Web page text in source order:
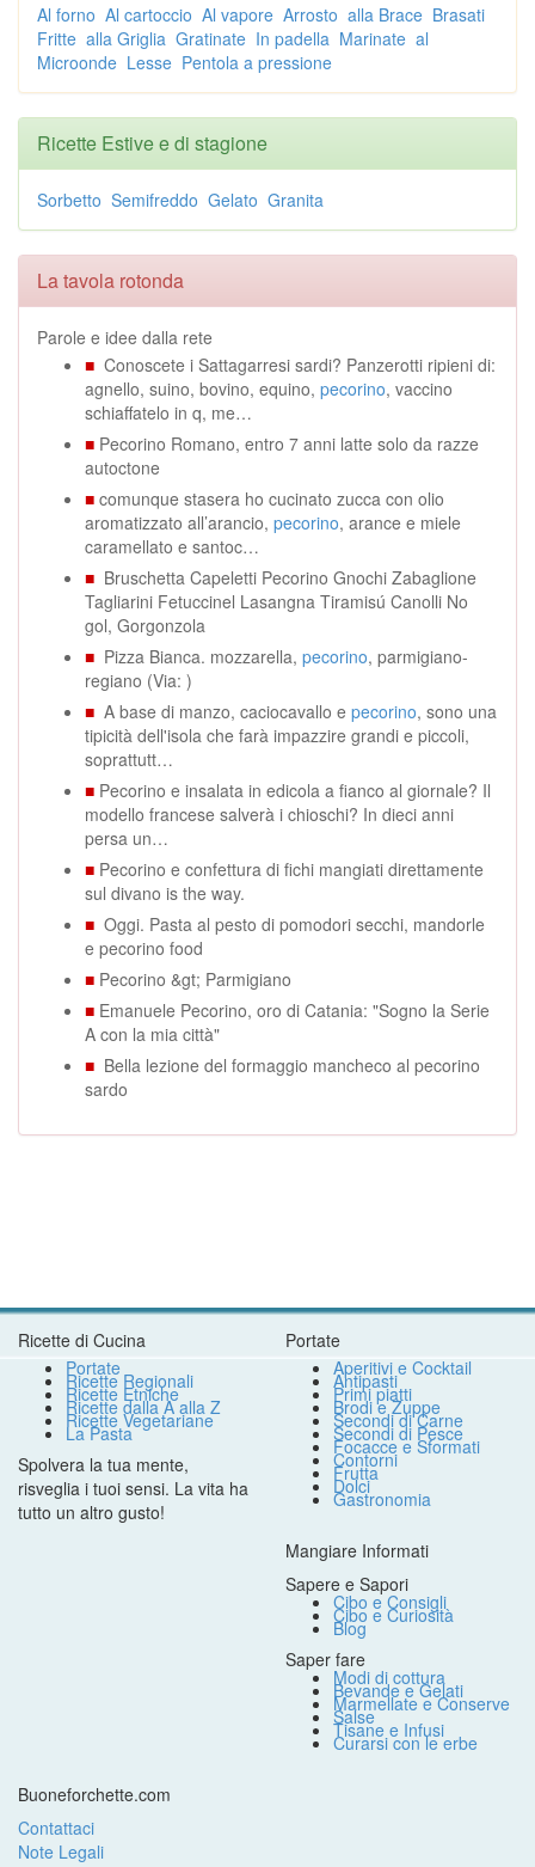
Al forno Al cartoccio Al vapore Arrosto alla Brace Brasati
Fritte alla Griglia Gratinate In padella Marinate al
Microonde Lesse Pentola a pressione
Ricette Estive e di stagione
Sorbetto Semifreddo Gelato Granita
La tavola rotonda
Parole e idee dalla rete
■ Conoscete i Sattagarresi sardi? Panzerotti ripieni di:
agnello, suino, bovino, equino, pecorino, vaccino
schiaffatelo in q, me…
■ Pecorino Romano, entro 7 anni latte solo da razze
autoctone
■ comunque stasera ho cucinato zucca con olio
aromatizzato all’arancio, pecorino, arance e miele
caramellato e santoc…
■ Bruschetta Capeletti Pecorino Gnochi Zabaglione
Tagliarini Fetuccinel Lasangna Tiramisú Canolli No
gol, Gorgonzola
■ Pizza Bianca. mozzarella, pecorino, parmigiano-
regiano (Via: )
■ A base di manzo, caciocavallo e pecorino, sono una
tipicità dell'isola che farà impazzire grandi e piccoli,
soprattutt…
■ Pecorino e insalata in edicola a fianco al giornale? Il
modello francese salverà i chioschi? In dieci anni
persa un…
■ Pecorino e confettura di fichi mangiati direttamente
sul divano is the way.
■ Oggi. Pasta al pesto di pomodori secchi, mandorle
e pecorino food
■ Pecorino &gt; Parmigiano
■ Emanuele Pecorino, oro di Catania: "Sogno la Serie
A con la mia città"
■ Bella lezione del formaggio mancheco al pecorino
sardo
Ricette di Cucina
Portate
Ricette Regionali
Ricette Etniche
Ricette dalla A alla Z
Ricette Vegetariane
La Pasta
Spolvera la tua mente,
risveglia i tuoi sensi. La vita ha
tutto un altro gusto!
Portate
Aperitivi e Cocktail
Antipasti
Primi piatti
Brodi e Zuppe
Secondi di Carne
Secondi di Pesce
Focacce e Sformati
Contorni
Frutta
Dolci
Gastronomia
Mangiare Informati
Sapere e Sapori
Cibo e Consigli
Cibo e Curiosità
Blog
Saper fare
Modi di cottura
Bevande e Gelati
Marmellate e Conserve
Salse
Tisane e Infusi
Curarsi con le erbe
Buoneforchette.com
Contattaci
Note Legali